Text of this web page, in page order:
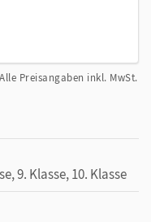
Alle Preisangaben inkl. MwSt.
9. Klasse, 10. Klasse